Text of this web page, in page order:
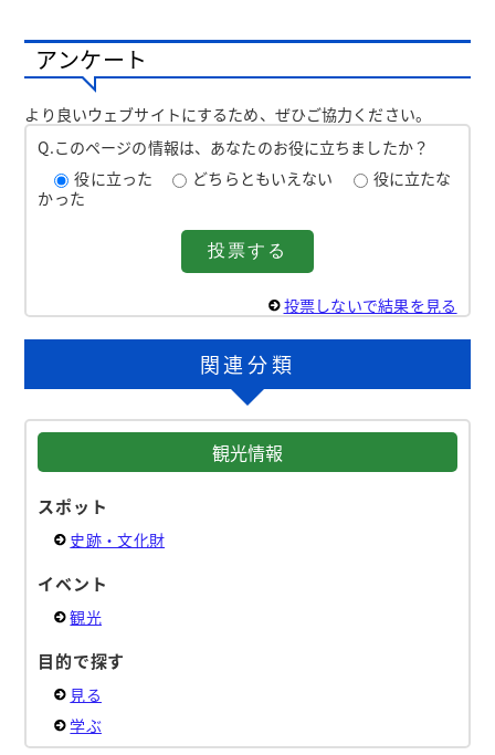
アンケート
より良いウェブサイトにするため、ぜひご協力ください。
Q.このページの情報は、あなたのお役に立ちましたか？
役に立った
どちらともいえない
役に立たな
かった
投票しないで結果を見る
関連分類
観光情報
スポット
史跡・文化財
イベント
観光
目的で探す
見る
学ぶ